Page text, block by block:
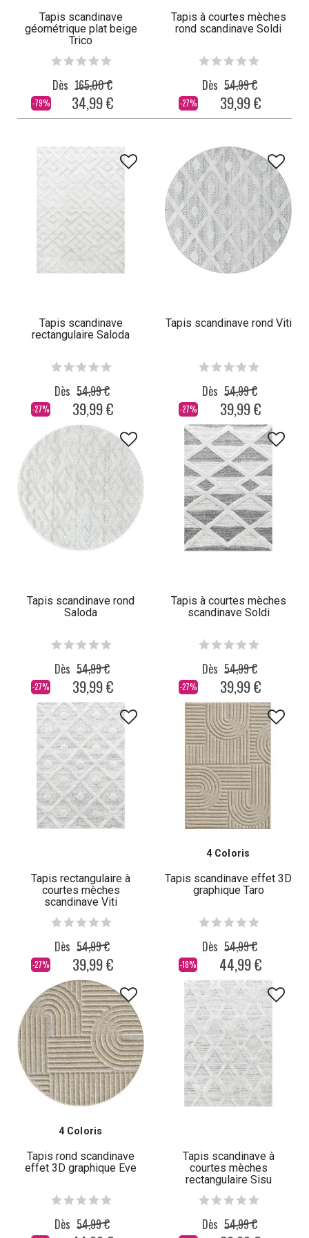
Tapis scandinave
géométrique plat beige
Trico
-79%
Dès 165,00 €
34,99 €
Tapis à courtes mèches
rond scandinave Soldi
-27%
Dès 54,99 €
39,99 €
Tapis scandinave
rectangulaire Saloda
-27%
Dès 54,99 €
39,99 €
Tapis scandinave rond Viti
-27%
Dès 54,99 €
39,99 €
Tapis scandinave rond
Saloda
-27%
Dès 54,99 €
39,99 €
Tapis à courtes mèches
scandinave Soldi
-27%
Dès 54,99 €
39,99 €
Tapis rectangulaire à
courtes mèches
scandinave Viti
-27%
Dès 54,99 €
39,99 €
4 Coloris
Tapis scandinave effet 3D
graphique Taro
-18%
Dès 54,99 €
44,99 €
4 Coloris
Tapis rond scandinave
effet 3D graphique Eve
Dès 54,99 €
Tapis scandinave à
courtes mèches
rectangulaire Sisu
Dès 54,99 €